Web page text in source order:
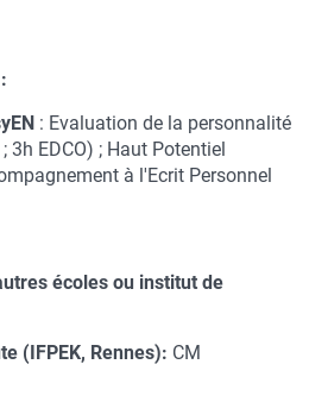
: Evaluation de la personnalité
3h EDCO) ; Haut Potentiel
à l'Ecrit Personnel
écoles ou institut de
(IFPEK, Rennes): CM